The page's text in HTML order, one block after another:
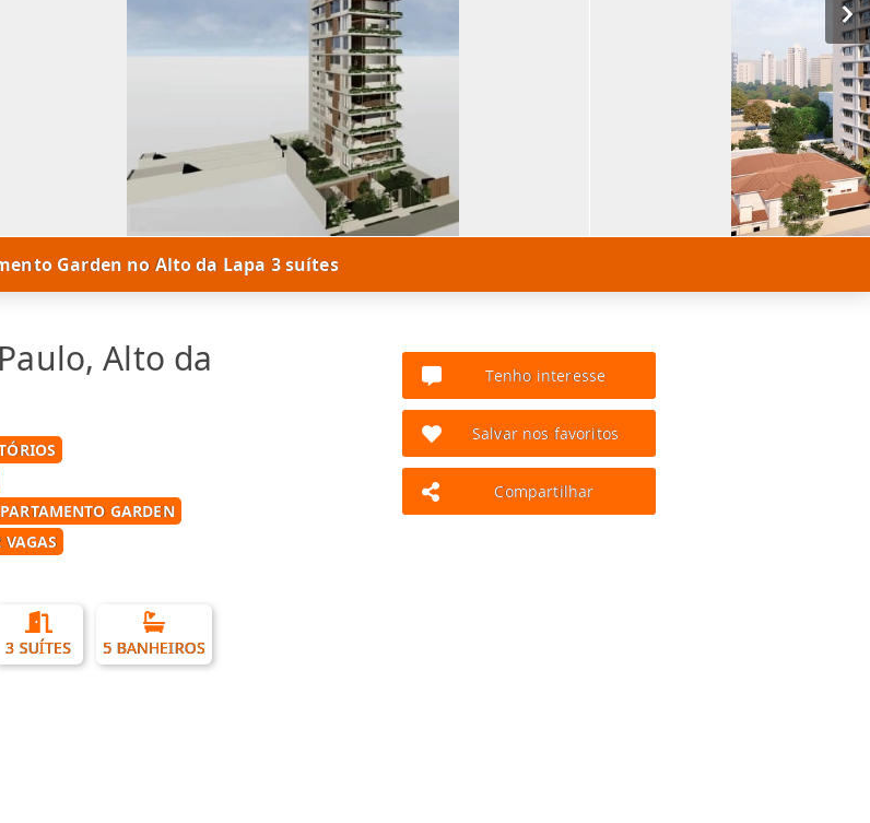
Garden no Alto da Lapa 3 suítes
Alto da
GARDEN
3 SUÍTES 5 BANHEIROS
Tenho interesse
Salvar nos favoritos
Compartilhar